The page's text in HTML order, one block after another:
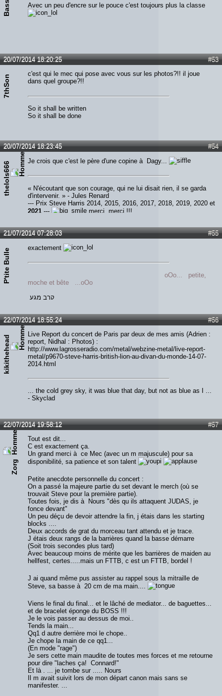
Avec un peu d'encre sur le pouce c'est toujours plus la classe
#53
20/07/2014 18:20:25
7thSon
c'est qui le mec qui pose avec vous sur les photos?!! il joue
dans quel groupe?!!
So it shall be written
So it shall be done
#54
20/07/2014 18:23:45
thelols666 Je crois que c'est le père d'une copine à Dagy...
« N'écoutant que son courage, qui ne lui disait rien, il se garda
d'intervenir. » - Jules Renard
--- Prix Steve Harris 2014, 2015, 2016, 2017, 2018, 2019, 2020 et
2021 --- merci, merci !!!
#55
21/07/2014 07:28:03
P'tite Bulle exactement
oOo... petite,
moche et bête ...oOo
קרב מגע
#56
22/07/2014 18:55:24
kikithehead
Live Report du concert de Paris par deux de mes amis (Adrien :
report, Nidhal : Photos) :
http://www.lagrosseradio.com/metal/webzine-metal/live-report-
metal/p9670-steve-harris-british-lion-au-divan-du-monde-14-07-
2014.html
... the cold grey sky, it was blue that day, but not as blue as I ...
- Skyclad
#57
22/07/2014 19:58:12
Zorg
Tout est dit...
C est exactement ça.
Un grand merci à ce Mec (avec un m majuscule) pour sa
disponibilité, sa patience et son talent
Petite anecdote personnelle du concert :
On a passé la majeure partie du set devant le merch (où se
trouvait Steve pour la première partie).
Toutes fois, je dis à Nours "dès qu ils attaquent JUDAS, je
fonce devant"
Un peu déçu de devoir attendre la fin, j étais dans les starting
blocks ....
Deux accords de grat du morceau tant attendu et je trace.
J étais deux rangs de la barrières quand la basse démarre
(Soit trois secondes plus tard)
Avec beaucoup moins de mérite que les barrières de maiden au
hellfest, certes.....mais un FTTB, c est un FTTB, bordel !
J ai quand même pus assister au rappel sous la mitraille de
Steve, sa basse à 20 cm de ma main....
Viens le final du final... et le lâché de mediator... de baguettes...
et de bracelet éponge du BOSS !!!
Je le vois passer au dessus de moi..
Tends la main...
Qq1 d autre derrière moi le chope..
Je chope la main de ce qq1...
(En mode "rage")
Je sers cette main maudite de toutes mes forces et me retourne
pour dire "laches ça! Connard!"
Et là . ... je tombe sur ..... Nours
Il m avait suivit lors de mon départ canon mais sans se
manifester. ...